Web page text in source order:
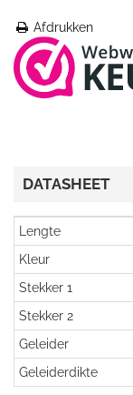
Afdrukken
DATASHEET
Lengte
Kleur
Stekker 1
Stekker 2
Geleider
Geleiderdikte